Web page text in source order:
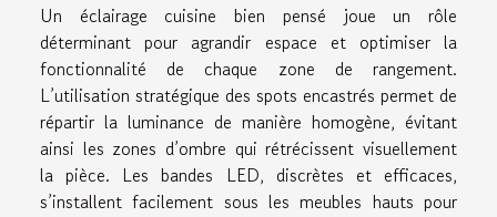
Un éclairage cuisine bien pensé joue un rôle
déterminant pour agrandir espace et optimiser la
fonctionnalité de chaque zone de rangement.
L’utilisation stratégique des spots encastrés permet de
répartir la luminance de manière homogène, évitant
ainsi les zones d’ombre qui rétrécissent visuellement
la pièce. Les bandes LED, discrètes et efficaces,
s’installent facilement sous les meubles hauts pour